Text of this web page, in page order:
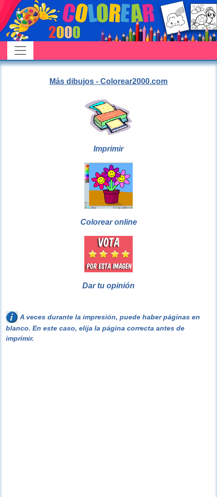
Más dibujos - Colorear2000.com
Imprimir
Colorear online
Dar tu opinión
A veces durante la impresión, puede haber páginas en
blanco. En este caso, elija la página correcta antes de
imprimir.